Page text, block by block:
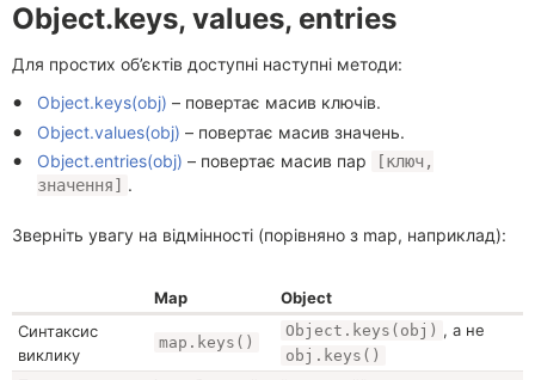
Object.keys, values, entries
Для простих об’єктів доступні наступні методи:
Object.keys(obj) – повертає масив ключів.
Object.values(obj) – повертає масив значень.
Object.entries(obj) – повертає масив пар
[ключ,
значення] .
Зверніть увагу на відмінності (порівняно з map, наприклад):
Map
Object
Синтаксис
виклику
map.keys()
Object.keys(obj) , а не
obj.keys()